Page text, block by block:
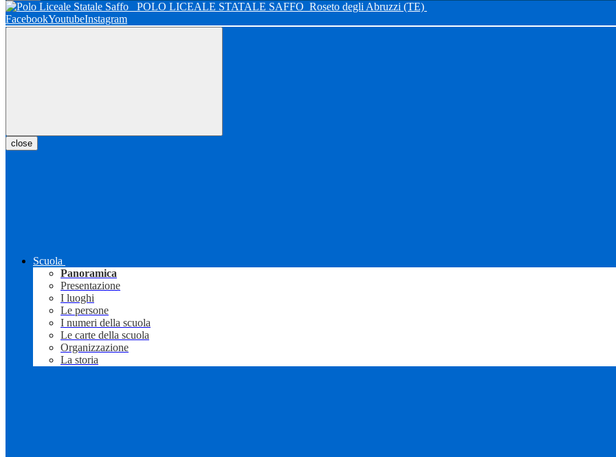
POLO LICEALE STATALE SAFFO Roseto degli Abruzzi (TE)
FacebookYoutubeInstagram
close
Scuola
Panoramica
Presentazione
I luoghi
Le persone
I numeri della scuola
Le carte della scuola
Organizzazione
La storia